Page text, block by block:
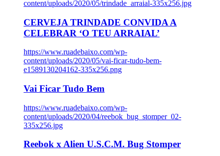
content/uploads/2020/05/trindade_arraial-335x256.jpg
CERVEJA TRINDADE CONVIDA A
CELEBRAR ‘O TEU ARRAIAL’
https://www.ruadebaixo.com/wp-
content/uploads/2020/05/vai-ficar-tudo-bem-
e1589130204162-335x256.png
Vai Ficar Tudo Bem
https://www.ruadebaixo.com/wp-
content/uploads/2020/04/reebok_bug_stomper_02-
335x256.jpg
Reebok x Alien U.S.C.M. Bug Stomper